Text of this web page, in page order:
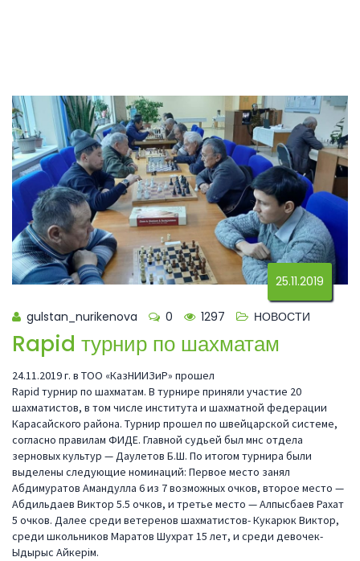
25.11.2019
gulstan_nurikenova 0 1297 НОВОСТИ
Rapid турнир по шахматам
24.11.2019 г. в ТОО «КазНИИЗиР» прошел
Rapid турнир по шахматам. В турнире приняли участие 20
шахматистов, в том числе института и шахматной федерации
Карасайского района. Турнир прошел по швейцарской системе,
согласно правилам ФИДЕ. Главной судьей был мнс отдела
зерновых культур — Даулетов Б.Ш. По итогом турнира были
выделены следующие номинаций: Первое место занял
Абдимуратов Амандулла 6 из 7 возможных очков, второе место —
Абдильдаев Виктор 5.5 очков, и третье место — Алпысбаев Рахат
5 очков. Далее среди ветеренов шахматистов- Кукарюк Виктор,
среди школьников Маратов Шухрат 15 лет, и среди девочек-
Ыдырыс Айкерім.